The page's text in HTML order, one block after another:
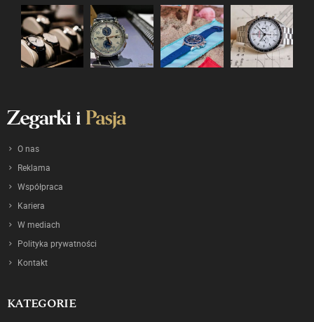
O nas
Reklama
Współpraca
Kariera
W mediach
Polityka prywatności
Kontakt
KATEGORIE